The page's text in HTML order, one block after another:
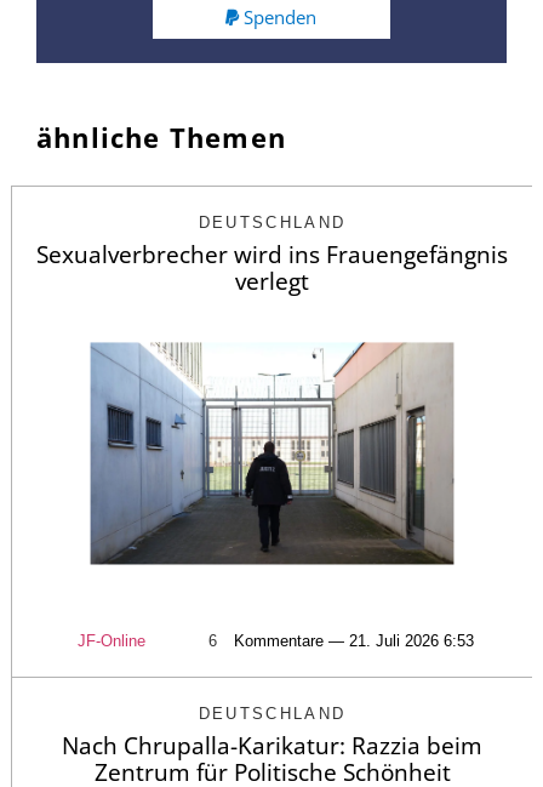
Spenden
ähnliche Themen
DEUTSCHLAND
Sexualverbrecher wird ins Frauengefängnis
verlegt
JF-Online 6 Kommentare — 21. Juli 2026 6:53
DEUTSCHLAND
Nach Chrupalla-Karikatur: Razzia beim
Zentrum für Politische Schönheit